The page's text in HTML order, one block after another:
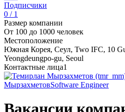
Подписчики
0 / 1
Размер компании
От 100 до 1000 человек
Местоположение
Южная Корея, Сеул, Two IFC, 10
Yeongdeungpo-gu, Seoul
Контактные лица1
МырзахметовSoftware Engineer